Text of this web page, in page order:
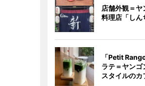
店舗外観＝
料理店「しん
「Petit
ラテ＝ヤンゴ
スタイルのカ